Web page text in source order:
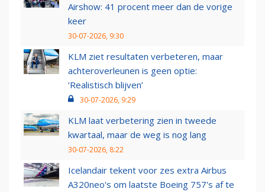
Airshow: 41 procent meer dan de vorige
keer
30-07-2026, 9:30
KLM ziet resultaten verbeteren, maar
achteroverleunen is geen optie:
‘Realistisch blijven’
30-07-2026, 9:29
KLM laat verbetering zien in tweede
kwartaal, maar de weg is nog lang
30-07-2026, 8:22
Icelandair tekent voor zes extra Airbus
A320neo's om laatste Boeing 757's af te